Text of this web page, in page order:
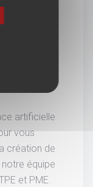
artificielle
vous
création de
équipe
et PME.